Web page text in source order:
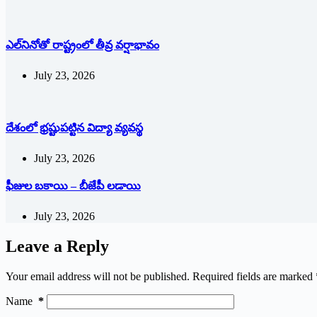
ఎల్‌నినోతో రాష్ట్రంలో తీవ్ర వర్షాభావం
July 23, 2026
దేశంలో భ్ర‌ష్టుపట్టిన విద్యా వ్యవస్థ
July 23, 2026
ఫీజుల బకాయి – బీజేపీ లడాయి
July 23, 2026
Leave a Reply
Your email address will not be published. Required fields are marked
Name *